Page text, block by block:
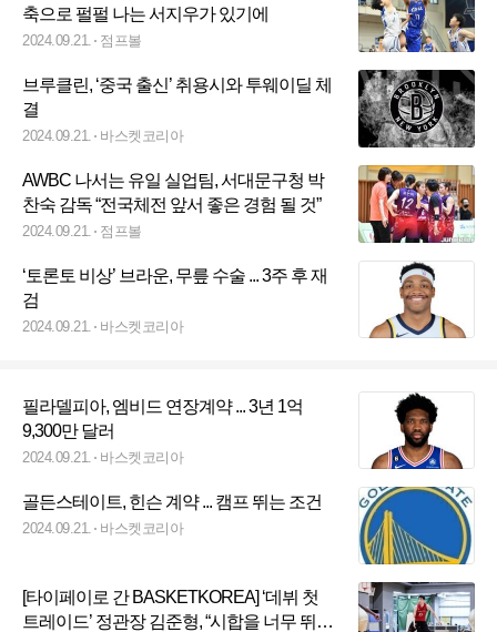
축으로 펄펄 나는 서지우가 있기에
2024.09.21. 점프볼
브루클린, ‘중국 출신’ 취용시와 투웨이딜 체
결
2024.09.21. 바스켓코리아
AWBC 나서는 유일 실업팀, 서대문구청 박
찬숙 감독 “전국체전 앞서 좋은 경험 될 것”
2024.09.21. 점프볼
‘토론토 비상’ 브라운, 무릎 수술 ... 3주 후 재
검
2024.09.21. 바스켓코리아
필라델피아, 엠비드 연장계약 ... 3년 1억
9,300만 달러
2024.09.21. 바스켓코리아
골든스테이트, 힌슨 계약 ... 캠프 뛰는 조건
2024.09.21. 바스켓코리아
[타이페이로 간 BASKETKOREA] ‘데뷔 첫
트레이드’ 정관장 김준형, “시합을 너무 뛰고